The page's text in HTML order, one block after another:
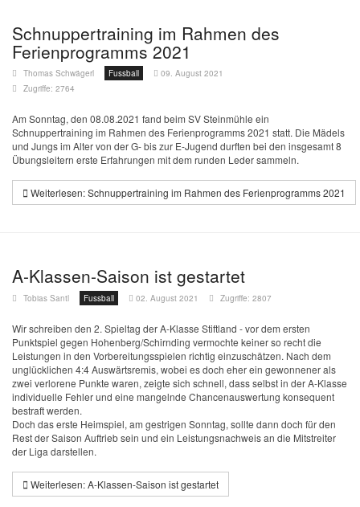
Schnuppertraining im Rahmen des
Ferienprogramms 2021
Thomas Schwägerl Fussball
09. August 2021
Zugriffe: 2764
Am Sonntag, den 08.08.2021 fand beim SV Steinmühle ein
Schnuppertraining im Rahmen des Ferienprogramms 2021 statt. Die Mädels
und Jungs im Alter von der G- bis zur E-Jugend durften bei den insgesamt 8
Übungsleitern erste Erfahrungen mit dem runden Leder sammeln.
Weiterlesen: Schnuppertraining im Rahmen des Ferienprogramms 2021
A-Klassen-Saison ist gestartet
Tobias Santl Fussball 02. August 2021 Zugriffe: 2807
Wir schreiben den 2. Spieltag der A-Klasse Stiftland - vor dem ersten
Punktspiel gegen Hohenberg/Schirnding vermochte keiner so recht die
Leistungen in den Vorbereitungsspielen richtig einzuschätzen. Nach dem
unglücklichen 4:4 Auswärtsremis, wobei es doch eher ein gewonnener als
zwei verlorene Punkte waren, zeigte sich schnell, dass selbst in der A-Klasse
individuelle Fehler und eine mangelnde Chancenauswertung konsequent
bestraft werden.
Doch das erste Heimspiel, am gestrigen Sonntag, sollte dann doch für den
Rest der Saison Auftrieb sein und ein Leistungsnachweis an die Mitstreiter
der Liga darstellen.
Weiterlesen: A-Klassen-Saison ist gestartet